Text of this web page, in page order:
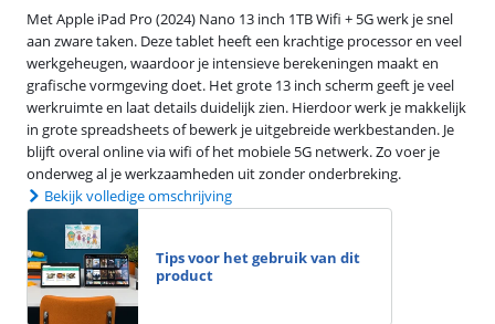
Met Apple iPad Pro (2024) Nano 13 inch 1TB Wifi + 5G werk je snel
aan zware taken. Deze tablet heeft een krachtige processor en veel
werkgeheugen, waardoor je intensieve berekeningen maakt en
grafische vormgeving doet. Het grote 13 inch scherm geeft je veel
werkruimte en laat details duidelijk zien. Hierdoor werk je makkelijk
in grote spreadsheets of bewerk je uitgebreide werkbestanden. Je
blijft overal online via wifi of het mobiele 5G netwerk. Zo voer je
onderweg al je werkzaamheden uit zonder onderbreking.
Bekijk volledige omschrijving
Tips voor het gebruik van dit
product